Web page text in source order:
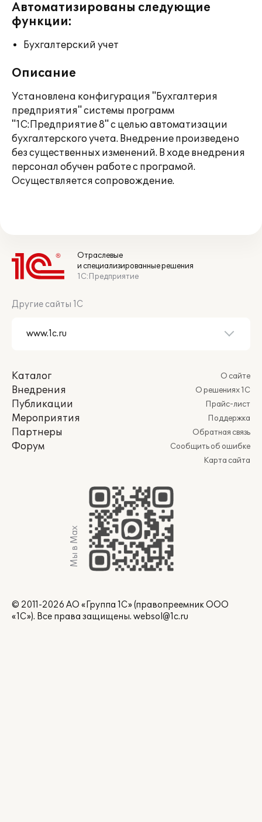
Автоматизированы следующие
функции:
Бухгалтерский учет
Описание
Установлена конфигурация "Бухгалтерия
предприятия" системы программ
"1С:Предприятие 8" с целью автоматизации
бухгалтерского учета. Внедрение произведено
без существенных изменений. В ходе внедрения
персонал обучен работе с програмой.
Осуществляется сопровождение.
Отраслевые
и специализированные решения
1С:Предприятие
Другие сайты 1С
Каталог
Внедрения
Публикации
Мероприятия
Партнеры
Форум
О сайте
О решениях 1С
Прайс-лист
Поддержка
Обратная связь
Сообщить об ошибке
Карта сайта
Мы в Max
© 2011-2026 АО «Группа 1С» (правопреемник ООО
«1С»). Все права защищены. websol@1c.ru